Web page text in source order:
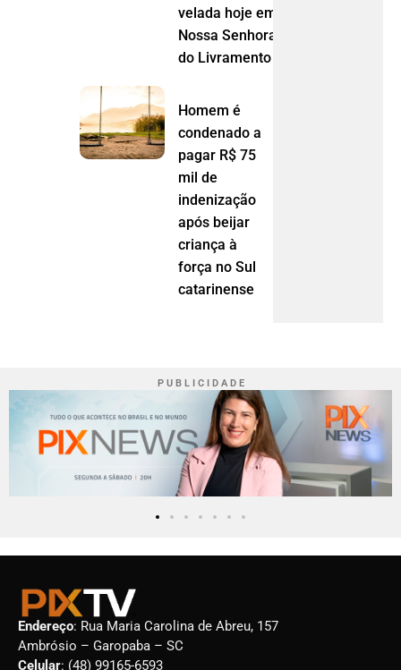
velada hoje em
Nossa Senhora
do Livramento (MT)
Homem é
condenado a
pagar R$ 75
mil de
indenização
após beijar
criança à
força no Sul
catarinense
P U B L I C I D A D E
Endereço: Rua Maria Carolina de Abreu, 157
Ambrósio – Garopaba – SC
Celular: (48) 99165-6593